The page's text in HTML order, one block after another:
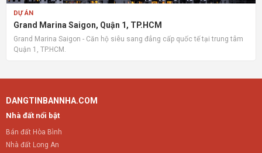
DỰ ÁN
Grand Marina Saigon, Quận 1, TP.HCM
Grand Marina Saigon - Căn hộ siêu sang đẳng cấp quốc tế tại trung tâm
Quận 1, TP.HCM.
DANGTINBANNHA.COM
Nhà đất nổi bật
Bán đất Hòa Bình
Nhà đất Long An